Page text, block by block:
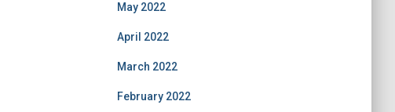
May 2022
April 2022
March 2022
February 2022